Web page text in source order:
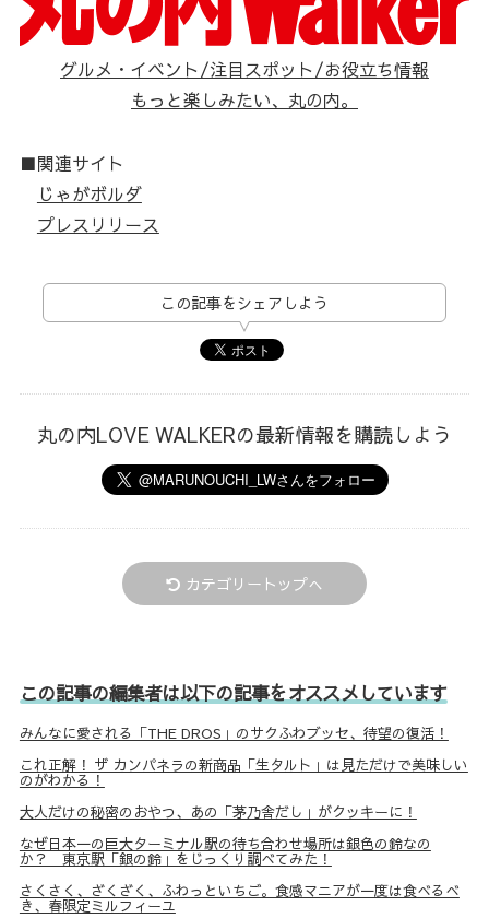
グルメ・イベント/注目スポット/お役立ち情報
もっと楽しみたい、丸の内。
■関連サイト
じゃがボルダ
プレスリリース
この記事をシェアしよう
丸の内LOVE WALKERの最新情報を購読しよう
カテゴリートップへ
この記事の編集者は以下の記事をオススメしています
みんなに愛される「THE DROS」のサクふわブッセ、待望の復活！
これ正解！ ザ カンパネラの新商品「生タルト」は見ただけで美味しい
のがわかる！
大人だけの秘密のおやつ、あの「茅乃舎だし」がクッキーに！
なぜ日本一の巨大ターミナル駅の待ち合わせ場所は銀色の鈴なの
か？ 東京駅「銀の鈴」をじっくり調べてみた！
さくさく、ざくざく、ふわっといちご。食感マニアが一度は食べるべ
き、春限定ミルフィーユ